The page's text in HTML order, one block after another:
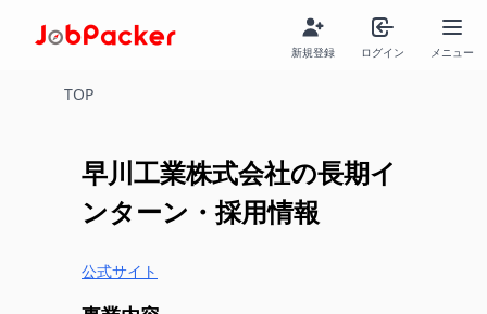
新規登録 ログイン メニュー
TOP
早川工業株式会社の長期イ
ンターン・採用情報
公式サイト